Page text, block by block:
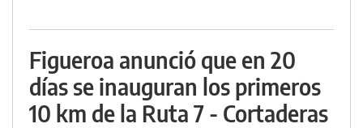
Figueroa anunció que en 20
días se inauguran los primeros
10 km de la Ruta 7 - Cortaderas